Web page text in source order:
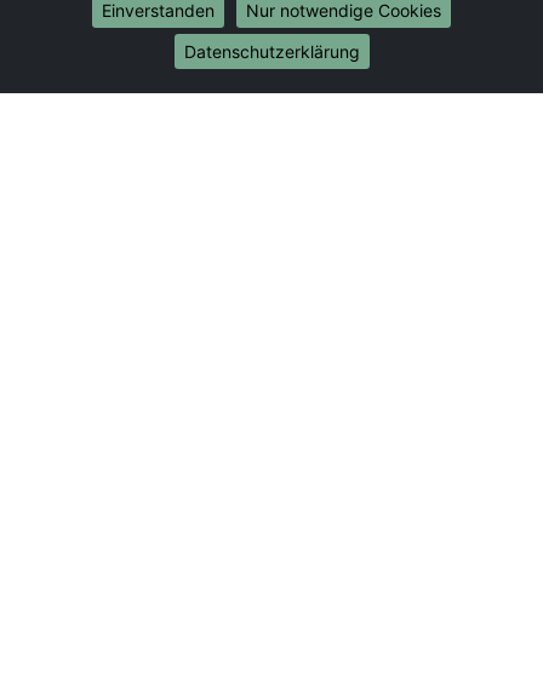
Umzug von Ulm nach Bonn
Umzug von Ulm nach Münster
Einverstanden
Nur notwendige Cookies
Datenschutzerklärung